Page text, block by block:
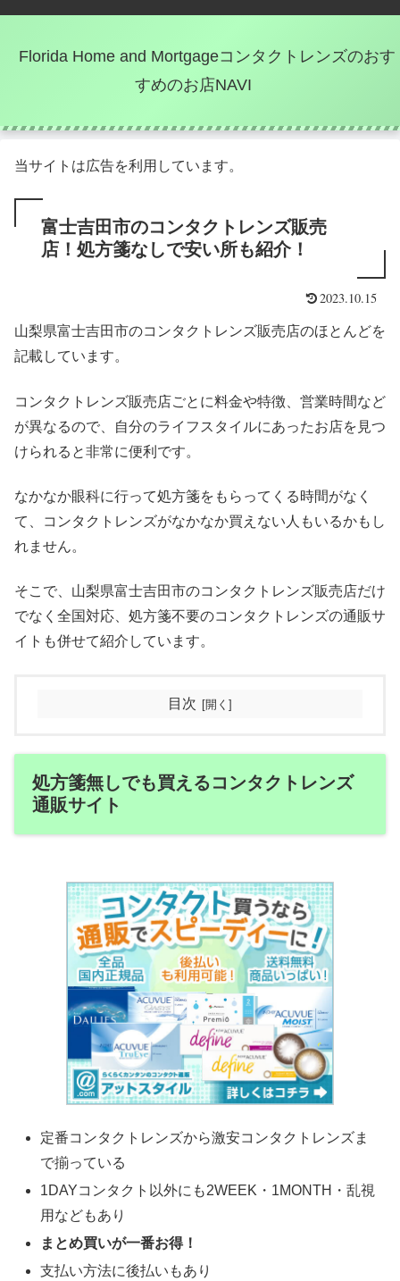
Florida Home and Mortgageコンタクトレンズのおす
すめのお店NAVI
当サイトは広告を利用しています。
富士吉田市のコンタクトレンズ販売
店！処方箋なしで安い所も紹介！
2023.10.15
山梨県富士吉田市のコンタクトレンズ販売店のほとんどを
記載しています。
コンタクトレンズ販売店ごとに料金や特徴、営業時間など
が異なるので、自分のライフスタイルにあったお店を見つ
けられると非常に便利です。
なかなか眼科に行って処方箋をもらってくる時間がなく
て、コンタクトレンズがなかなか買えない人もいるかもし
れません。
そこで、山梨県富士吉田市のコンタクトレンズ販売店だけ
でなく全国対応、処方箋不要のコンタクトレンズの通販サ
イトも併せて紹介しています。
目次
処方箋無しでも買えるコンタクトレンズ
通販サイト
定番コンタクトレンズから激安コンタクトレンズま
で揃っている
1DAYコンタクト以外にも2WEEK・1MONTH・乱視
用などもあり
まとめ買いが一番お得！
支払い方法に後払いもあり